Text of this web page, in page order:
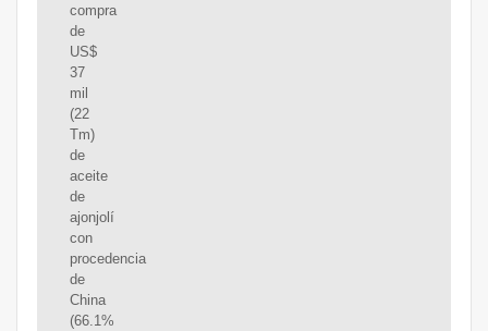
compra
de
US$
37
mil
(22
Tm)
de
aceite
de
ajonjolí
con
procedencia
de
China
(66.1%